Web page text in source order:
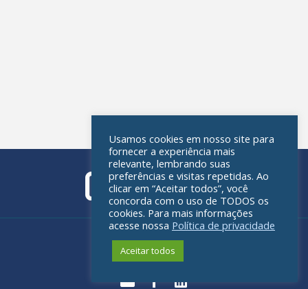
Política de privacidade
Usamos cookies em nosso site para
fornecer a experiência mais
relevante, lembrando suas
preferências e visitas repetidas. Ao
clicar em “Aceitar todos”, você
concorda com o uso de TODOS os
cookies. Para mais informações
acesse nossa Política de privacidade
Aceitar todos